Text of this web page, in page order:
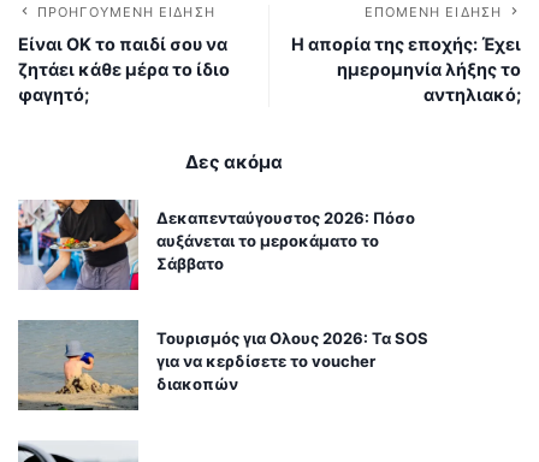
ΠΡΟΗΓΟΎΜΕΝΗ ΕΊΔΗΣΗ
Είναι ΟΚ το παιδί σου να
ζητάει κάθε μέρα το ίδιο
φαγητό;
ΕΠΌΜΕΝΗ ΕΊΔΗΣΗ
Η απορία της εποχής: Έχει
ημερομηνία λήξης το
αντηλιακό;
Δες ακόμα
Δεκαπενταύγουστος 2026: Πόσο
αυξάνεται το μεροκάματο το
Σάββατο
Τουρισμός για Ολους 2026: Τα SOS
για να κερδίσετε το voucher
διακοπών